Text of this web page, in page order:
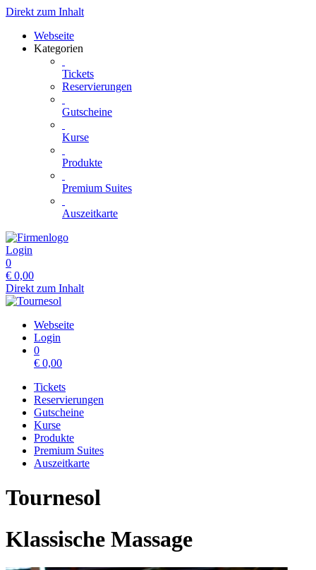
Direkt zum Inhalt
Webseite
Kategorien
Tickets
Reservierungen
Gutscheine
Kurse
Produkte
Premium Suites
Auszeitkarte
Login
0
€ 0,00
Direkt zum Inhalt
Webseite
Login
0
€ 0,00
Tickets
Reservierungen
Gutscheine
Kurse
Produkte
Premium Suites
Auszeitkarte
Tournesol
Klassische Massage